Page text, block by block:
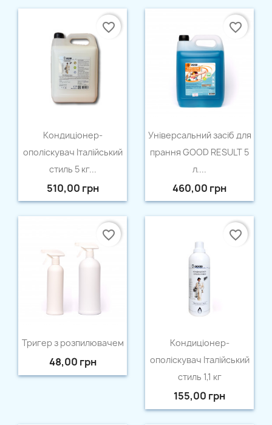
Швидкий перегляд
Кондицiонер-
ополiскувач Італійський
стиль 5 кг...
510,00 грн
favorite_border
Швидкий перегляд
Універсальний засіб для
прання GOOD RESULT 5
л....
460,00 грн
favorite_border

Тригер з розпилювачем
48,00 грн
favorite_border
Швидкий перегляд
Кондицiонер-
ополiскувач Італійський
стиль 1,1 кг
155,00 грн
favorite_border